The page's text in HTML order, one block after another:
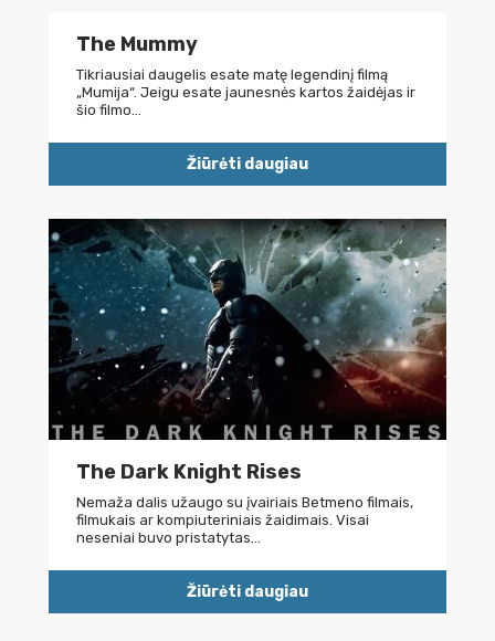
The Mummy
Tikriausiai daugelis esate matę legendinį filmą
„Mumija“. Jeigu esate jaunesnės kartos žaidėjas ir
šio filmo…
Žiūrėti daugiau
The Dark Knight Rises
Nemaža dalis užaugo su įvairiais Betmeno filmais,
filmukais ar kompiuteriniais žaidimais. Visai
neseniai buvo pristatytas…
Žiūrėti daugiau